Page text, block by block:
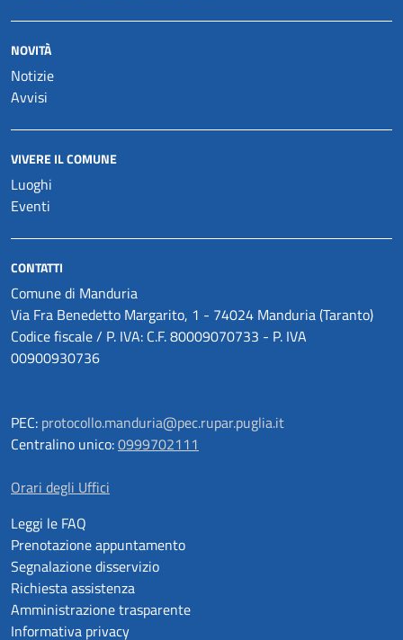
NOVITÀ
Notizie
Avvisi
VIVERE IL COMUNE
Luoghi
Eventi
CONTATTI
Comune di Manduria
Via Fra Benedetto Margarito, 1 - 74024 Manduria (Taranto)
Codice fiscale / P. IVA: C.F. 80009070733 - P. IVA
00900930736
PEC: protocollo.manduria@pec.rupar.puglia.it
Centralino unico:0999702111
Orari degli Uffici
Leggi le FAQ
Prenotazione appuntamento
Segnalazione disservizio
Richiesta assistenza
Amministrazione trasparente
Informativa privacy